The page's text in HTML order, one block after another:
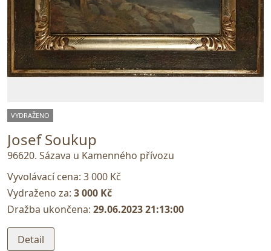
VYDRAŽENO
Josef Soukup
96620. Sázava u Kamenného přívozu
Vyvolávací cena: 3 000 Kč
Vydraženo za: 3 000 Kč
Dražba ukončena: 29.06.2023 21:13:00
Detail